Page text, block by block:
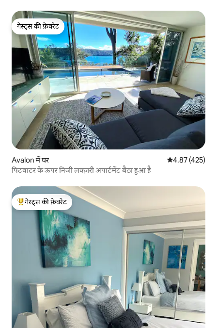
गेस्ट्स की फ़ेवरेट
गेस्ट्स की फ़ेवरेट
Avalon में घर औसत रेटिंग 5 में से
4.87 (425)
पिटवाटर के ऊपर निजी लक्ज़री अपार्टमेंट बैठा हुआ है
गेस्ट्स का टॉप फ़ेवरेट
गेस्ट्स की फ़ेवरेट